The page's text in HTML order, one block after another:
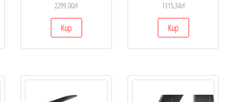
2299,00zł
Kup
1315,34zł
Kup